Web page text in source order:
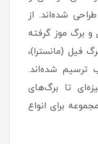
شده‌اند. از
و برگ موز گرفته
فیل (مانسترا)،
ترسیم شده‌اند.
تا برگ‌های
برای انواع